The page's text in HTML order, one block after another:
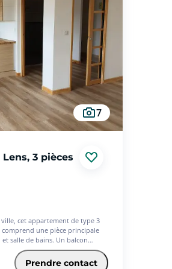
7
3 pièces
cet appartement de type 3
comprend une pièce principale
salle de bains. Un balcon
sur les risques auxquels ce bien
Géorisques :Prendre contact